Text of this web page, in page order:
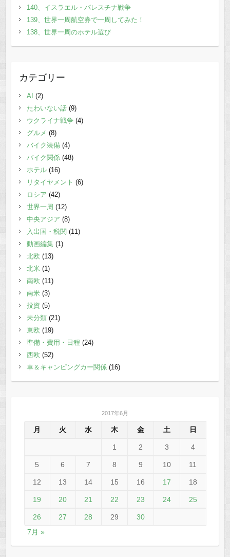
140、イスラエル・パレスチナ戦争
139、世界一周航空券で一周してみた！
138、世界一周のホテル選び
カテゴリー
AI (2)
たわいない話(9)
ウクライナ戦争(4)
グルメ (8)
バイク装備(4)
バイク関係(48)
ホテル(16)
リタイヤメント (6)
ロシア (42)
世界一周 (12)
中央アジア (8)
入出国・税関 (11)
動画編集 (1)
北欧 (13)
北米(1)
南欧 (11)
南米(3)
投資 (5)
未分類(21)
東欧 (19)
準備・費用・日程 (24)
西欧 (52)
車＆キャンピングカー関係(16)
2017年6月
月 火 水 木 金 土 日
1 2 3 4
5 6 7 8 9 10 11
12 13 14 15 16 17 18
19 20 21 22 23 24 25
26 27 28 29
30
7月 »